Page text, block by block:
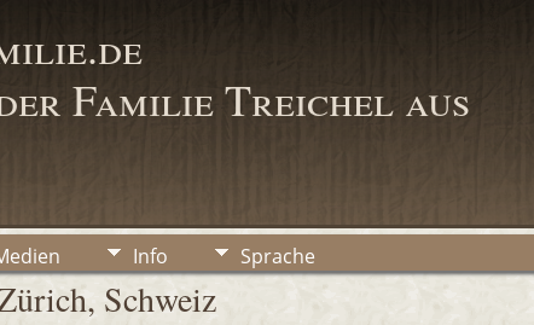
Familie Treichel aus
Info Sprache
Schweiz